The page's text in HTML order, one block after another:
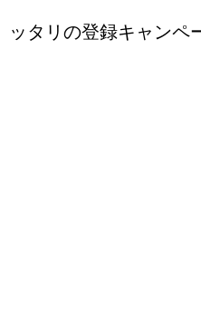
ッタリの登録キャンペ